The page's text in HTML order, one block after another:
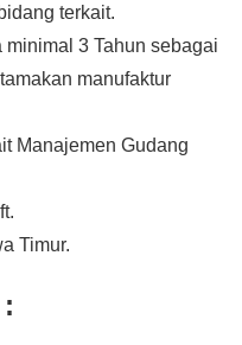
terkait.
3 Tahun sebagai
manufaktur
Manajemen Gudang
Timur.